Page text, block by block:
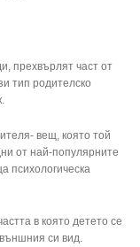
прехвърлят част от
тип родителско
вещ, която той
от най-популярните
психологическа
в която детето се
си вид.